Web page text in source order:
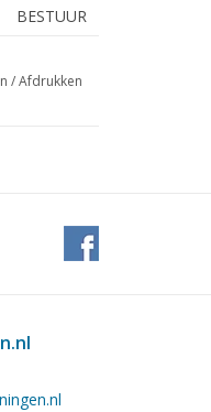
BESTUUR
REDACTIE.
JANSSENS B.
STEENBAKKER A.
BORST G.
SCHUEMIE H.
/Afdrukken